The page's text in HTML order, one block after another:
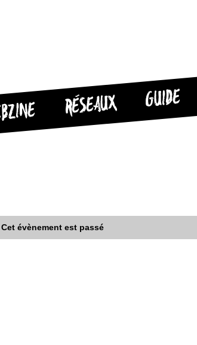
RÉSEAUX GUIDE
Cet évènement est passé